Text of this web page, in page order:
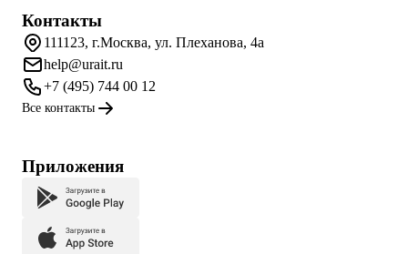
Контакты
111123, г.Москва, ул. Плеханова, 4а
help@urait.ru
+7 (495) 744 00 12
Все контакты
Приложения